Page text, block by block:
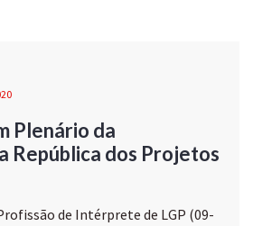
Plenário da
República dos Projetos
de Intérprete de LGP (09-